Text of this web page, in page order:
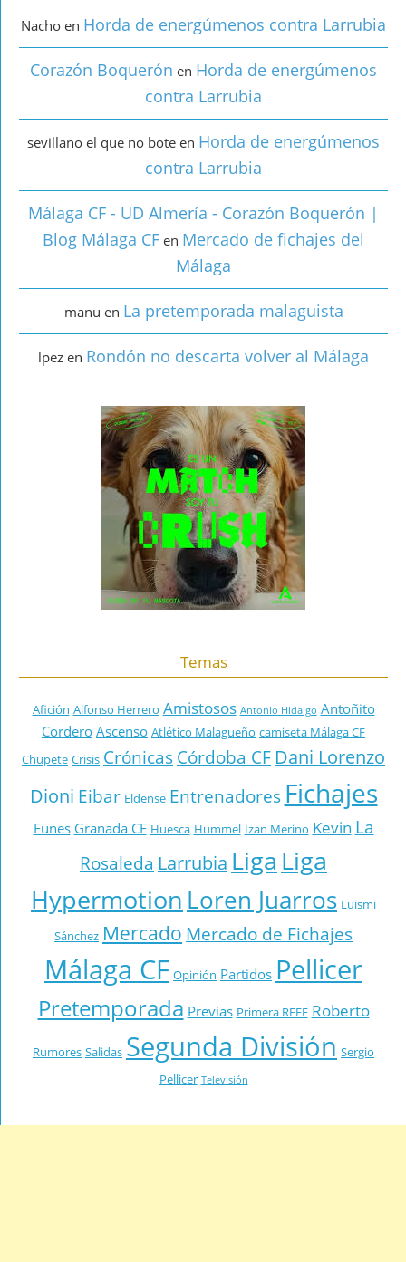
Nacho en Horda de energúmenos contra Larrubia
Corazón Boquerón en Horda de energúmenos
contra Larrubia
sevillano el que no bote en Horda de energúmenos
contra Larrubia
Málaga CF - UD Almería - Corazón Boquerón |
Blog Málaga CF en Mercado de fichajes del
Málaga
manu en La pretemporada malaguista
lpez en Rondón no descarta volver al Málaga
Temas
Afición Alfonso Herrero Amistosos Antonio Hidalgo Antoñito
CorderoAscenso Atlético Malagueño camiseta Málaga CF
Chupete Crisis Crónicas Córdoba CF Dani Lorenzo
Dioni Eibar Eldense Entrenadores Fichajes
Funes Granada CF Huesca Hummel Izan Merino Kevin La
Rosaleda Larrubia Liga Liga
Hypermotion Loren Juarros Luismi
Sánchez Mercado Mercado de Fichajes
Málaga CF Opinión Partidos Pellicer
Pretemporada Previas Primera RFEF Roberto
Rumores Salidas Segunda División Sergio
Pellicer Televisión